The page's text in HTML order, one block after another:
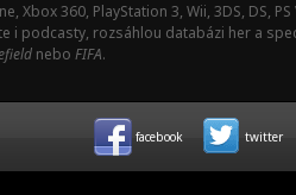
Xbox 360, PlayStation 3, Wii, 3DS, DS,
i podcasty, rozsáhlou databázi her a
nebo FIFA.
facebook twitter